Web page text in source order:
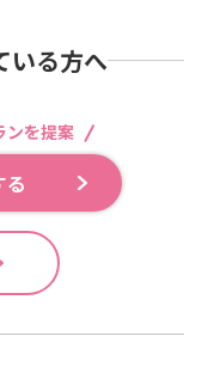
いる方へ
ンを提案
る